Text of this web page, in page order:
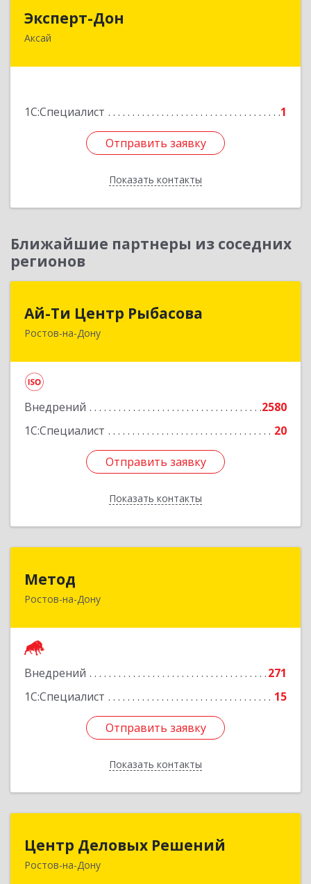
Эксперт-Дон
Аксай
1С:Специалист 1
Отправить заявку
Показать контакты
346720, Ростовская обл, Аксай г, Буденного ул,
Отправить заявку
Назад
Ближайшие партнеры из соседних
регионов
Ай-Ти Центр Рыбасова
Ростов-на-Дону
Внедрений
2580
1С:Специалист
20
Отправить заявку
Показать контакты
Ай-Ти Центр Рыбасова
344037, Ростовская обл, Ростов-на-Дону г, 14-я
Отправить заявку
Назад
Метод
Ростов-на-Дону
Внедрений
271
1С:Специалист
15
Отправить заявку
Показать контакты
344029, Ростовская обл, Ростов-на-Дону г,
Отправить заявку
Назад
Центр Деловых Решений
Ростов-на-Дону
Центр Деловых Решений
344029, Ростовская обл, Ростов-на-Дону г,